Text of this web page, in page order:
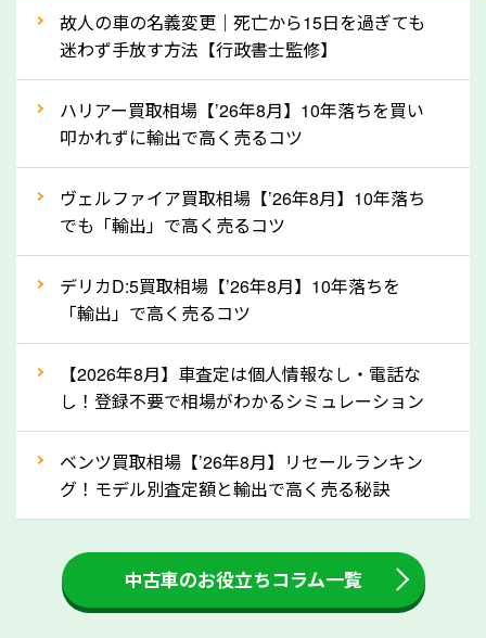
車検の満了日
内装や外装の状態
定を行い高価買取価格をつけやすくなります。
ってきます！
自動車税の還付金は、先に年払いしていた自動車税が
月割りで返還されるものです。ですから、自動車税の
還付金は早めに売却するほど多く還付されます。不要
な車は早めに廃車手続きをしたほうが良いでしょう。
③自動車税の還付金の扱いについて確認し
ましょう！
車を廃車にすると、自動車税の還付金を受け取ること
ができる場合があります。廃車買取業者の中には、還
付金をお客様に返還しない業者もあります。廃車査定
をする際には、自動車税の還付金の返還があるかどう
かを確認するようにしてください。埼玉県のソコカラ
故人の車の名義変更｜死亡から15日を過ぎても
迷わず手放す方法【行政書士監修】
ハリアー買取相場【’26年8月】10年落ちを買い
叩かれずに輸出で高く売るコツ
ヴェルファイア買取相場【’26年8月】10年落ち
でも「輸出」で高く売るコツ
デリカD:5買取相場【’26年8月】10年落ちを
「輸出」で高く売るコツ
【2026年8月】車査定は個人情報なし・電話な
し！登録不要で相場がわかるシミュレーション
ベンツ買取相場【’26年8月】リセールランキン
グ！モデル別査定額と輸出で高く売る秘訣
中古車のお役立ちコラム一覧